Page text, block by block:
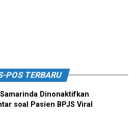
POS TERBARU
Dinonaktifkan
soal Pasien BPJS Viral